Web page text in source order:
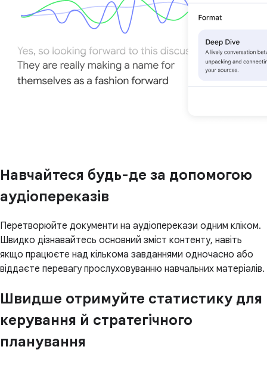
Навчайтеся будь-де за допомогою
аудіопереказів
Перетворюйте документи на аудіоперекази одним кліком.
Швидко дізнавайтесь основний зміст контенту, навіть
якщо працюєте над кількома завданнями одночасно або
віддаєте перевагу прослуховуванню навчальних матеріалів.
Швидше отримуйте статистику для
керування й стратегічного
планування